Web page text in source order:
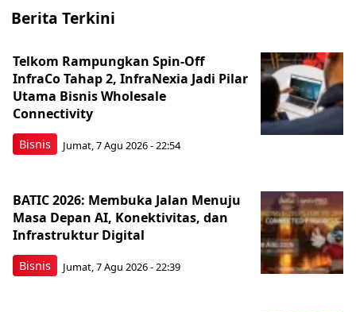
Berita Terkini
Bisnis
Telkom Rampungkan Spin-Off
InfraCo Tahap 2, InfraNexia Jadi Pilar
Utama Bisnis Wholesale
Connectivity
Jumat, 7 Agu 2026 - 22:54
Bisnis
BATIC 2026: Membuka Jalan Menuju
Masa Depan AI, Konektivitas, dan
Infrastruktur Digital
Jumat, 7 Agu 2026 - 22:39